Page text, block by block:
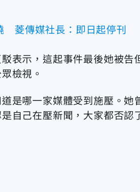
菱傳媒社長：即日起停刊
表示，這起事件最後她被告
檢視。
是哪一家媒體受到施壓。她
自己在壓新聞，大家都否認